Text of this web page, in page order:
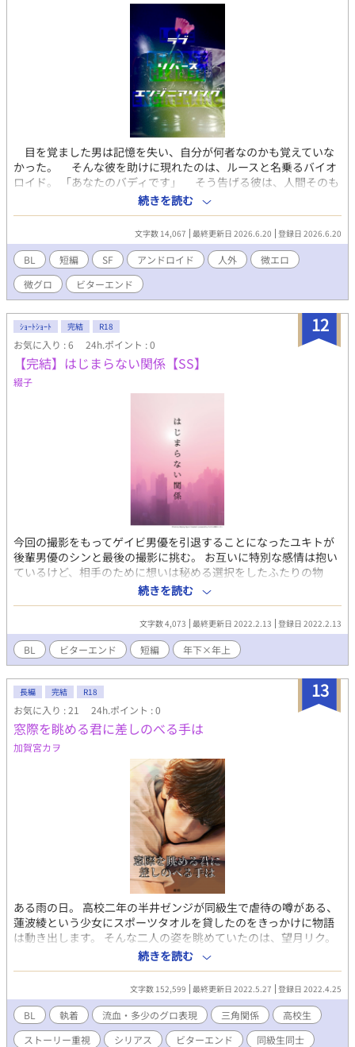
目を覚ました男は記憶を失い、自分が何者なのかも覚えていな
かった。 そんな彼を助けに現れたのは、ルースと名乗るバイオ
ロイド。 「あなたのバディです」 そう告げる彼は、人間そのも
のの姿をしていながら、人間らしく振る舞うことを禁じられてい
た。それは、過去の自分が下した命令だと言う。 なぜ、そんな
ことを指示したのか。なぜ彼を前にすると、こんなにも胸の内が
ざわつくのか……？ 『哲学的ゾンビはエイリアンの夢を見るか』
そんなキャッチコピーのもとに産み出された、人工知能搭載のア
ンドロイドと人間のアレやらコレやら。 エロは手で……するだけ
です。グロも念の為の表記。 作者はハピエンの無い国からやって
来た人なのでご注意を。 pixiv、ムーンライトにも並行掲載。
続きを読む
文字数 14,067 最終更新日 2026.6.20 登録日 2026.6.20
BL 短編 SF アンドロイド 人外
微エロ
微グロ
ビターエンド
12
ｼｮｰﾄｼｮｰﾄ 完結 R18
お気に入り : 6 24h.ポイント : 0
【完結】はじまらない関係【SS】
綴子
今回の撮影をもってゲイビ男優を引退することになったユキトが
後輩男優のシンと最後の撮影に挑む。 お互いに特別な感情は抱い
ているけど、相手のために想いは秘める選択をしたふたりの物
語。 Twitterで遊んでいた地獄の性癖スロットにて出たシュチュエ
ーション【AVの撮影現場でわんこ攻めとおっとり受けが最後のセ
ックスをする話】です。 2022/03/18 短編集から単品投稿に変更
しました。
続きを読む
文字数 4,073 最終更新日 2022.2.13 登録日 2022.2.13
BL ビターエンド 短編 年下×年上
13
長編 完結 R18
お気に入り : 21 24h.ポイント : 0
窓際を眺める君に差しのべる手は
加賀宮カヲ
ある雨の日。 高校二年の半井ゼンジが同級生で虐待の噂がある、
蓮波綾という少女にスポーツタオルを貸したのをきっかけに物語
は動き出します。 そんな二人の姿を眺めていたのは、望月リク。
小柄で美しい見た目とは裏腹に本音を一切言わず、破滅的な性行
為を執拗に迫る闇を抱えています。 お互いを良く思っておらず、
嫌悪感すら感じあっていたリクとゼンジ。しかし、リクの想い人
をゼンジが偶然知ってしまう事により物語は大きく動き出しま
す。 キーマンである綾は、辛い生い立ちやリクとの間に秘密を抱
えながらも、ゼンジへ恋愛感情を抱くようになります。 それが面
白くないリクもまた、今まで誤魔化してきた自分を誤魔化せなく
続きを読む
文字数 152,599 最終更新日 2022.5.27 登録日 2022.4.25
BL 執着 流血・多少のグロ表現 三角関係
高校生
ストーリー重視
シリアス ビターエンド 同級生同士